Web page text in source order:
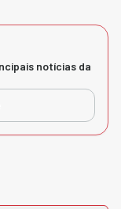
notícias da